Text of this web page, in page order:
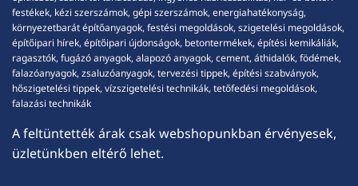
festékek, kézi szerszámok, gépi szerszámok, energiahatékonyság,
környezetbarát építőanyagok, festési megoldások, szigetelési megoldások,
építőipari hírek, építőipari újdonságok, betontermékek, építési kemikáliák,
ragasztók, fugázó anyagok, alapozó anyagok, cement, áthidalók, födémek,
falazóanyagok, zsaluzóanyagok, tervezési tippek, építési szabványok,
hőszigetelési tippek, vízszigetelési technikák, tetőfedési megoldások,
falazási technikák
A feltüntették árak csak webshopunkban érvényesek,
üzletünkben eltérő lehet.